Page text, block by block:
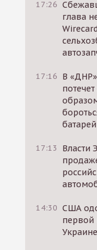
17:26
глава
17:16 В
батарей
17:13
Власти
14:30 США
первой